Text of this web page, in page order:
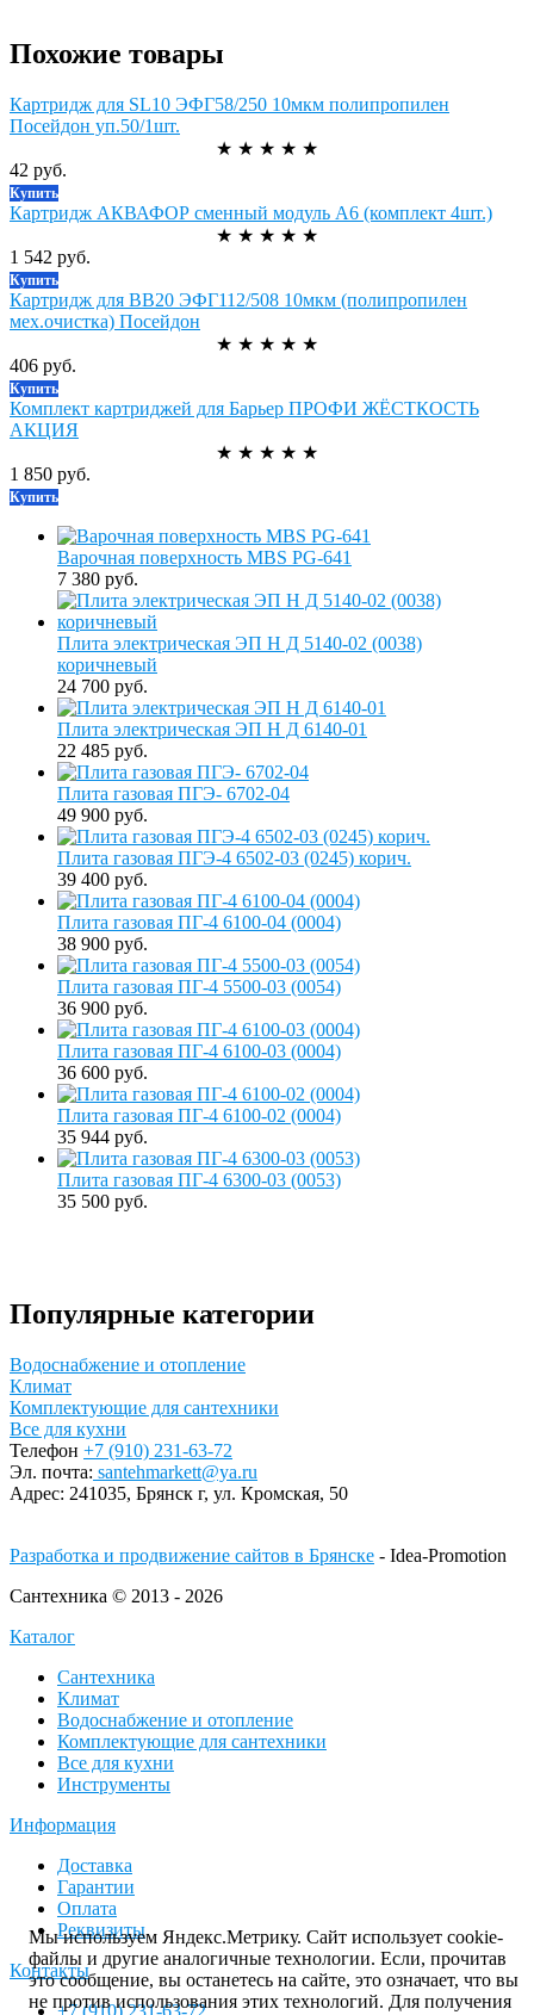
Похожие товары
Картридж для SL10 ЭФГ58/250 10мкм полипропилен
Посейдон уп.50/1шт.
★ ★ ★ ★ ★
42 руб.
Купить
Картридж АКВАФОР сменный модуль А6 (комплект 4шт.)
★ ★ ★ ★ ★
1 542 руб.
Купить
Картридж для ВВ20 ЭФГ112/508 10мкм (полипропилен
мех.очистка) Посейдон
★ ★ ★ ★ ★
406 руб.
Купить
Комплект картриджей для Барьер ПРОФИ ЖЁСТКОСТЬ
АКЦИЯ
★ ★ ★ ★ ★
1 850 руб.
Купить
Варочная поверхность MBS PG-641
7 380 руб.
Плита электрическая ЭП Н Д 5140-02 (0038)
коричневый
24 700 руб.
Плита электрическая ЭП Н Д 6140-01
22 485 руб.
Плита газовая ПГЭ- 6702-04
49 900 руб.
Плита газовая ПГЭ-4 6502-03 (0245) корич.
39 400 руб.
Плита газовая ПГ-4 6100-04 (0004)
38 900 руб.
Плита газовая ПГ-4 5500-03 (0054)
36 900 руб.
Плита газовая ПГ-4 6100-03 (0004)
36 600 руб.
Плита газовая ПГ-4 6100-02 (0004)
35 944 руб.
Плита газовая ПГ-4 6300-03 (0053)
35 500 руб.
Популярные категории
Водоснабжение и отопление
Климат
Комплектующие для сантехники
Все для кухни
Телефон +7 (910) 231-63-72
Эл. почта: santehmarkett@ya.ru
Адрес: 241035, Брянск г, ул. Кромская, 50
Разработка и продвижение сайтов в Брянске - Idea-Promotion
Сантехника © 2013 - 2026
Каталог
Сантехника
Климат
Водоснабжение и отопление
Комплектующие для сантехники
Все для кухни
Инструменты
Информация
Доставка
Гарантии
Оплата
Реквизиты
Контакты
+7 (910) 231-63-72
Мы используем Яндекс.Метрику. Сайт использует cookie-
файлы и другие аналогичные технологии. Если, прочитав
это сообщение, вы останетесь на сайте, это означает, что вы
не против использования этих технологий. Для получения